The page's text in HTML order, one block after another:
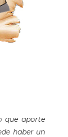
que aporte
haber un